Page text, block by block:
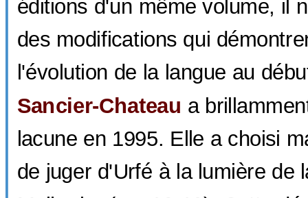
éditions d'un même volume, il
des modifications qui
l'évolution de la langue au
Sancier-Chateau a
lacune en 1995. Elle a choisi
de juger d'Urfé à la lumière de